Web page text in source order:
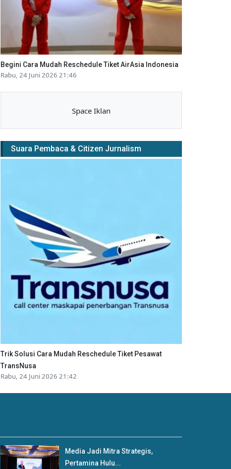
Begini Cara Mudah Reschedule Tiket AirAsia Indonesia
Rabu, 24 Juni 2026 21:46
Space Iklan
Suara Pembaca & Citizen Jurnalism
Trik Solusi Cara Mudah Reschedule Tiket Pesawat
TransNusa
Rabu, 24 Juni 2026 21:42
Media Jadi Mitra Strategis,
Pertamina Hulu...